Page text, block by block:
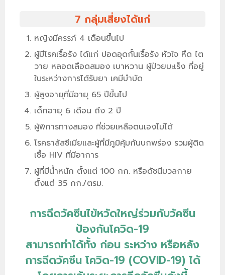
7 กลุ่มเสี่ยงได้แก่
หญิงมีครรภ์ 4 เดือนขึ้นไป
ผู้มีโรคเรื้อรัง ได้แก่ ปอดอุดกั้นเรื้อรัง หัวใจ หืด ไต
วาย หลอดเลือดสมอง เบาหวาน ผู้ป่วยมะเร็ง ที่อยู่
ในระหว่างการได้รับยา เคมีบำบัด
ผู้สูงอายุที่มีอายุ 65 ปีขึ้นไป
เด็กอายุ 6 เดือน ถึง 2 ปี
ผู้พิการทางสมอง ที่ช่วยเหลือตนเองไม่ได้
โรคธาลัสซีเมียและผู้ที่มีภูมิคุ้มกันบกพร่อง รวมผู้ติด
เชื้อ HIV ที่มีอาการ
ผู้ที่มีน้ำหนัก ตั้งแต่ 100 กก. หรือดัชนีมวลกาย
ตั้งแต่ 35 กก./ตรม.
การฉีดวัคซีนไข้หวัดใหญ่ร่วมกับวัคซีน
ป้องกันโควิด-19
สามารถทำได้ทั้ง ก่อน ระหว่าง หรือหลัง
การฉีดวัคซีน โควิด-19 (COVID-19) ได้